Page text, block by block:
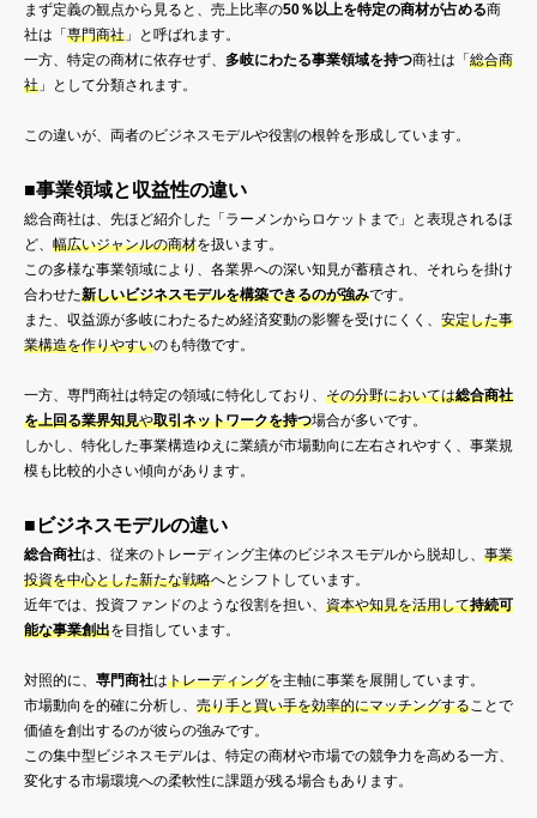
まず定義の観点から見ると、売上比率の50％以上を特定の商材が占める商
社は「 専門商社 」と呼ばれます。
一方、特定の商材に依存せず、 多岐にわたる事業領域を持つ商社は「 総合商
社 」として分類されます。
この違いが、両者のビジネスモデルや役割の根幹を形成しています。
■事業領域と収益性の違い
総合商社は、先ほど紹介した「ラーメンからロケットまで」と表現されるほ
ど、 幅広いジャンルの商材を扱います。
この多様な事業領域により、各業界への深い知見が蓄積され、それらを掛け
合わせた新しいビジネスモデルを構築できるのが強みです。
また、収益源が多岐にわたるため経済変動の影響を受けにくく、 安定した事
業構造を作りやすいのも特徴です。
一方、専門商社は特定の領域に特化しており、 その分野においては総合商社
を上回る業界知見や取引ネットワークを持つ場合が多いです。
しかし、特化した事業構造ゆえに業績が市場動向に左右されやすく、事業規
模も比較的小さい傾向があります。
■ビジネスモデルの違い
総合商社は、従来のトレーディング主体のビジネスモデルから脱却し、 事業
投資を中心とした新たな戦略へとシフトしています。
近年では、投資ファンドのような役割を担い、 資本や知見を活用して持続可
能な事業創出を目指しています。
対照的に、 専門商社はトレーディングを主軸に事業を展開しています。
市場動向を的確に分析し、 売り手と買い手を効率的にマッチングすることで
価値を創出するのが彼らの強みです。
この集中型ビジネスモデルは、特定の商材や市場での競争力を高める一方、
変化する市場環境への柔軟性に課題が残る場合もあります。